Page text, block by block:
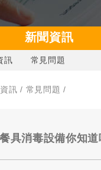
新聞資訊
訊 常見問題
訊 / 常見問題 /
具消毒設備你知